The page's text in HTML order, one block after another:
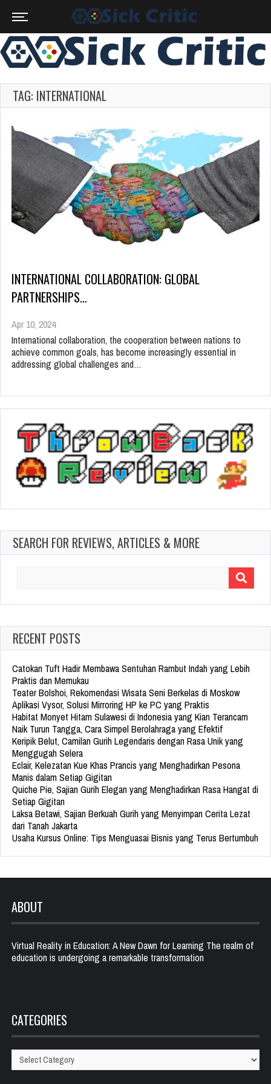
TAG: INTERNATIONAL
INTERNATIONAL COLLABORATION: GLOBAL
PARTNERSHIPS…
Apr 10, 2024
International collaboration, the cooperation between nations to
achieve common goals, has become increasingly essential in
addressing global challenges and…
SEARCH FOR REVIEWS, ARTICLES & MORE
RECENT POSTS
Catokan Tuft Hadir Membawa Sentuhan Rambut Indah yang Lebih
Praktis dan Memukau
Teater Bolshoi, Rekomendasi Wisata Seni Berkelas di Moskow
Aplikasi Vysor, Solusi Mirroring HP ke PC yang Praktis
Habitat Monyet Hitam Sulawesi di Indonesia yang Kian Terancam
Naik Turun Tangga, Cara Simpel Berolahraga yang Efektif
Keripik Belut, Camilan Gurih Legendaris dengan Rasa Unik yang
Menggugah Selera
Eclair, Kelezatan Kue Khas Prancis yang Menghadirkan Pesona
Manis dalam Setiap Gigitan
Quiche Pie, Sajian Gurih Elegan yang Menghadirkan Rasa Hangat di
Setiap Gigitan
Laksa Betawi, Sajian Berkuah Gurih yang Menyimpan Cerita Lezat
dari Tanah Jakarta
Usaha Kursus Online: Tips Menguasai Bisnis yang Terus Bertumbuh
ABOUT
Virtual Reality in Education: A New Dawn for Learning The realm of
education is undergoing a remarkable transformation
CATEGORIES
Categories